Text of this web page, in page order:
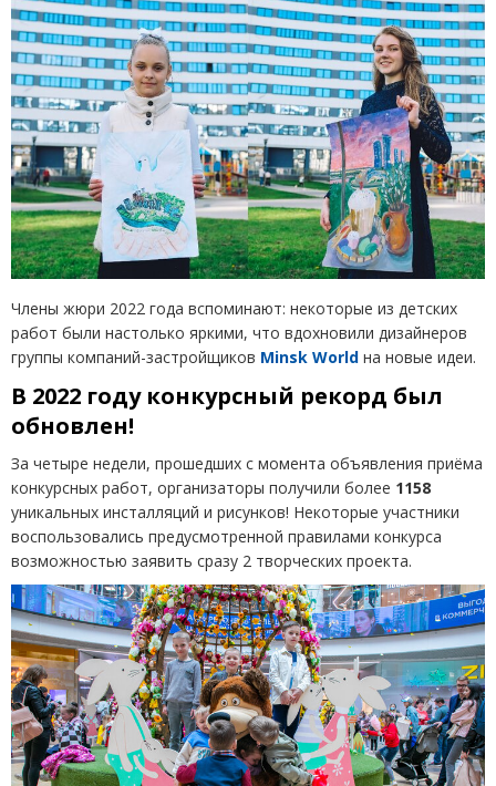
Члены жюри 2022 года вспоминают: некоторые из детских
работ были настолько яркими, что вдохновили дизайнеров
группы компаний-застройщиков Minsk World на новые идеи.
В 2022 году конкурсный рекорд был
обновлен!
За четыре недели, прошедших с момента объявления приёма
конкурсных работ, организаторы получили более 1158
уникальных инсталляций и рисунков! Некоторые участники
воспользовались предусмотренной правилами конкурса
возможностью заявить сразу 2 творческих проекта.